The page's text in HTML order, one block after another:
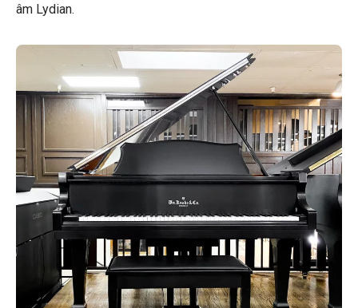
âm Lydian.